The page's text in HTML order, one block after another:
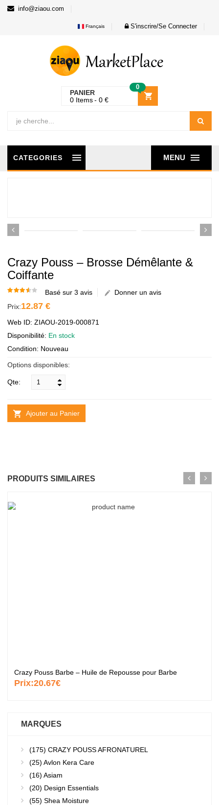
info@ziaou.com
Français S'inscrire/Se Connecter
PANIER
0
0 Items 0 €
MENU
CATEGORIES
Crazy Pouss – Brosse Démêlante &
Coiffante
Basé sur 3 avis
Donner un avis
Prix:12.87 €
Web ID: ZIAOU-2019-000871
Disponibilité: En stock
Condition: Nouveau
Options disponibles:
Qte:
Ajouter au Panier
PRODUITS SIMILAIRES
Crazy Pouss Barbe – Huile de Repousse pour Barbe
Prix:20.67€
MARQUES
(175) CRAZY POUSS AFRONATUREL
(25) Avlon Kera Care
(16) Asiam
(20) Design Essentials
(55) Shea Moisture